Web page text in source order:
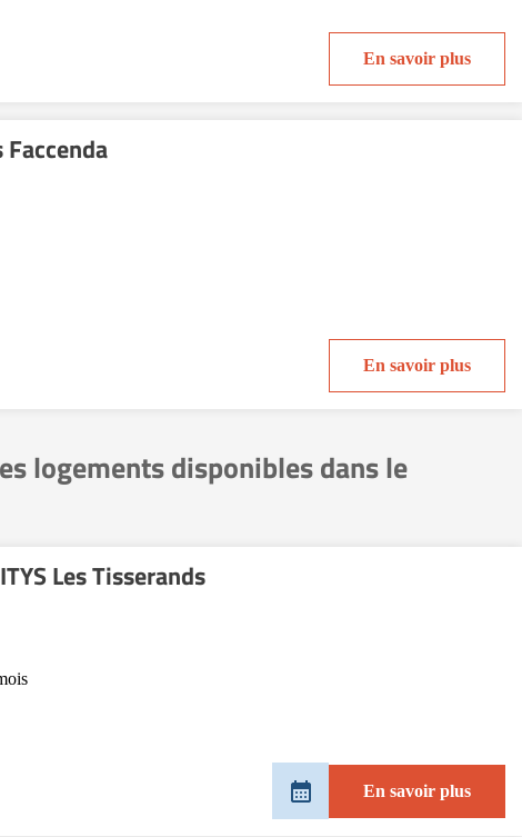
En savoir plus
En savoir plus
logements disponibles dans le
Les Tisserands
En savoir plus